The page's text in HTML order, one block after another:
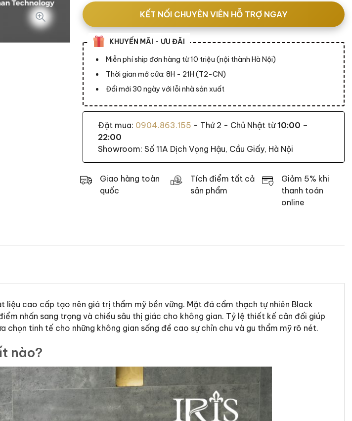
KẾT NỐI CHUYÊN VIÊN HỖ TRỢ NGAY
KHUYẾN MÃI - ƯU ĐÃI
Miễn phí ship đơn hàng từ 10 triệu (nội thành Hà Nội)
Thời gian mở cửa: 8H - 21H (T2-CN)
Đổi mới 30 ngày với lỗi nhà sản xuất
Đặt mua: 0904.863.155 - Thứ 2 - Chủ Nhật từ10:00 –
22:00
Showroom: Số 11A Dịch Vọng Hậu, Cầu Giấy, Hà Nội
Giao hàng toàn
quốc
Tích điểm tất cả
sản phẩm
Giảm 5% khi
thanh toán
online
liệu cao cấp tạo nên giá trị thẩm mỹ bền vững. Mặt đá cẩm thạch tự nhiên Black
nhấn sang trọng và chiều sâu thị giác cho không gian. Tỷ lệ thiết kế cân đối giúp
tinh tế cho những không gian sống đề cao sự chỉn chu và gu thẩm mỹ rõ nét.
nào?